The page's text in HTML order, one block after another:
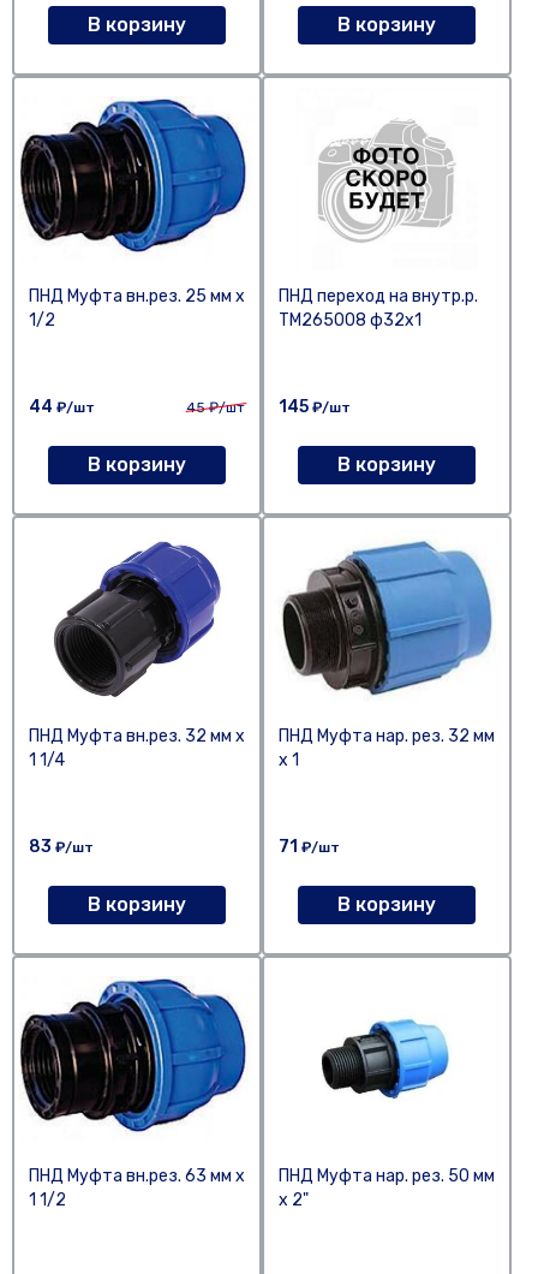
В корзину В корзину
ПНД Муфта вн.рез. 25 мм х
1/2
44 ₽/шт 45₽/шт
В корзину
ПНД переход на внутр.р.
ТМ265008 ф32х1
145 ₽/шт
В корзину
ПНД Муфта вн.рез. 32 мм х
1 1/4
83 ₽/шт
В корзину
ПНД Муфта нар. рез. 32 мм
х 1
71 ₽/шт
В корзину
ПНД Муфта вн.рез. 63 мм х
1 1/2
ПНД Муфта нар. рез. 50 мм
х 2"